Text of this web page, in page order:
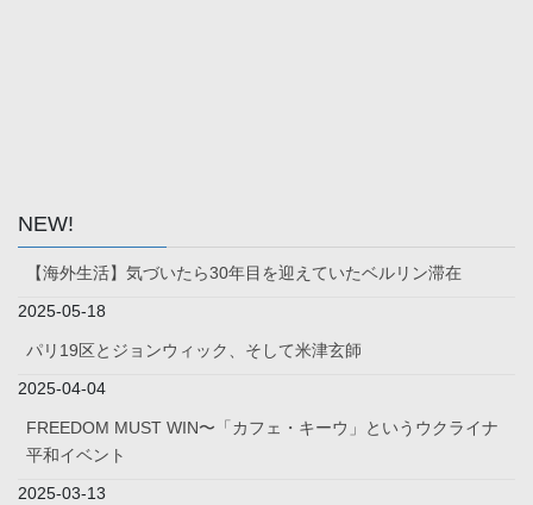
NEW!
【海外生活】気づいたら30年目を迎えていたベルリン滞在
2025-05-18
パリ19区とジョンウィック、そして米津玄師
2025-04-04
FREEDOM MUST WIN〜「カフェ・キーウ」というウクライナ
平和イベント
2025-03-13